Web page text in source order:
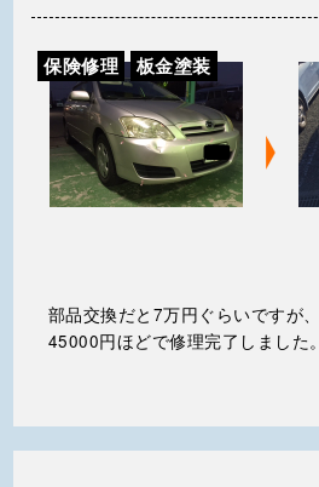
保険修理 板金塗装
部品交換だと7万円ぐらいですが
45000円ほどで修理完了しました。